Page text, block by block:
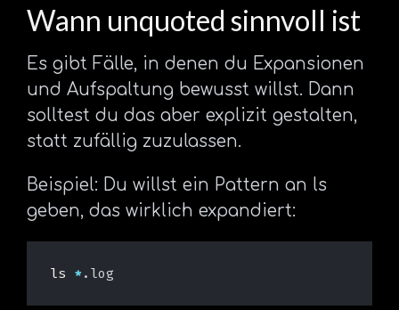
Wann unquoted sinnvoll ist
Es gibt Fälle, in denen du Expansionen
und Aufspaltung bewusst willst. Dann
solltest du das aber explizit gestalten,
statt zufällig zuzulassen.
Beispiel: Du willst ein Pattern an ls
geben, das wirklich expandiert:
ls *